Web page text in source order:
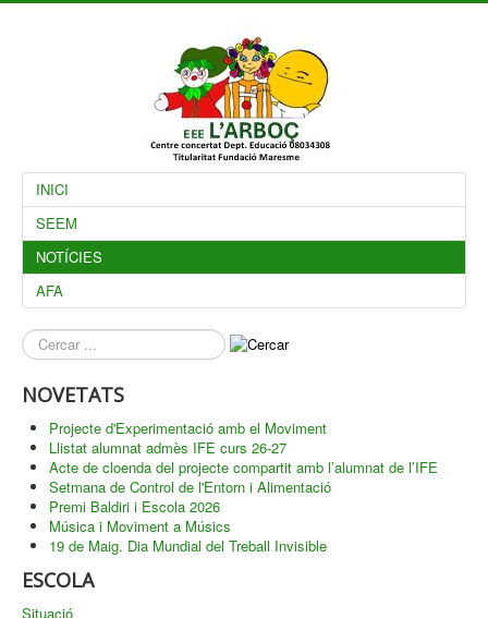
INICI
SEEM
NOTÍCIES
AFA
què
busques?
NOVETATS
Projecte d'Experimentació amb el Moviment
Llistat alumnat admès IFE curs 26-27
Acte de cloenda del projecte compartit amb l’alumnat de l’IFE
Setmana de Control de l'Entorn i Alimentació
Premi Baldiri i Escola 2026
Música i Moviment a Músics
19 de Maig. Dia Mundial del Treball Invisible
ESCOLA
Situació